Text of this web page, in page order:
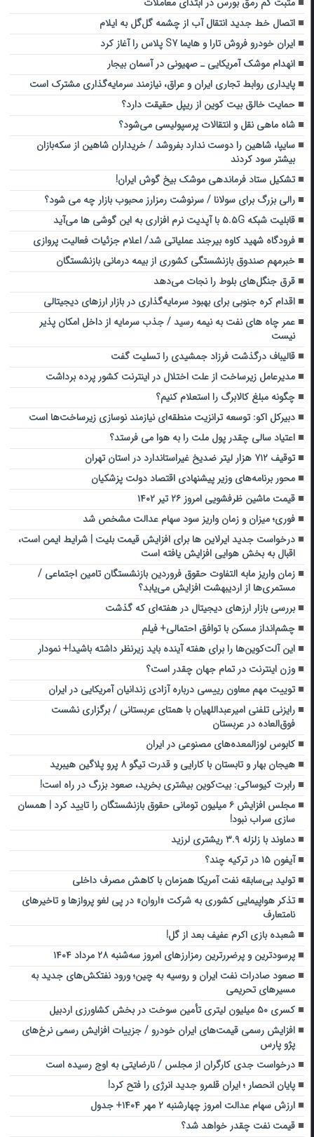
اتصال خط جدید انتقال آب از چشمه گل‌گل به ایلام
ایران خودرو فروش تارا و هایما S7 پلاس را آغاز کرد
انهدام موشک آمریکایی ـ صهیونی در آسمان بیجار
پایداری روابط تجاری ایران و عراق، نیازمند سرمایه‌گذاری‌ مشترک است
حمایت خالق بیت کوین از ریپل حقیقت دارد؟
شاه ماهی نقل و انتقالات پرسپولیسی می‌شود؟
سایپا، شاهین را دوست ندارد بفروشد / خریداران شاهین از سکه‌بازان
بیشتر سود کردند
تشکیل ستاد فرماندهی موشک بیخ گوش ایران!
رالی بزرگ برای سولانا / سرنوشت رمزارز محبوب بازار چه می شود؟
قابلیت شبکه ۵.۵G با آپدیت نرم افزاری به این گوشی ها می‌آید
فرودگاه شهید کاوه بیرجند عملیاتی شد/ اعلام جزئیات فعالیت پروازی
خبرمهم صندوق بازنشستگی کشوری از بیمه درمانی بازنشستگان
قرق جنگل‌های بلوط را نجات می‌دهد
اقدام کره جنوبی برای بهبود سرمایه‌گذاری در بازار ارزهای دیجیتالی
عمر چاه های نفت به نیمه رسید / جذب سرمایه از داخل امکان پذیر
نیست
قالیباف درگذشت فرزاد جمشیدی را تسلیت گفت
مدیرعامل زیرساخت از علت اختلال در اینترنت کشور پرده برداشت
چگونه مبلغ کالابرگ را استعلام کنیم؟
دبیرکل اکو: توسعه ترانزیت منطقه‌ای نیازمند نوسازی زیرساخت‌ها است
اعتیاد سالی چقدر پول ملت را به هوا می فرستد؟
توقیف ۷۱۲ هزار لیتر ضدیخ غیراستاندارد در استان تهران
محور برنامه‌های وزیر پیشنهادی اقتصاد دولت پزشکیان
قیمت ماشین ظرفشویی امروز ۲۶ تیر ۱۴۰۲
فوری؛ میزان و زمان واریز سود سهام عدالت مشخص شد
درخواست جدید ایرلاین ها برای افزایش قیمت بلیت | شرایط ایمن است،
اقبال به بخش هوایی افزایش یافته است
زمان واریز مابه التفاوت حقوق فروردین بازنشستگان تامین اجتماعی /
مستمری‌ها از اردیبهشت افزایش می‌یابد؟
بررسی بازار ارزهای دیجیتال در هفته‌ای که گذشت
چشم‌انداز مسکن با توافق احتمالی+ فیلم
این آلت‌کوین‌ها را برای هفته آینده باید زیرنظر داشته باشید!+ نمودار
وزن اینترنت در تمام جهان چقدر است؟
توییت مهم معاون رییسی درباره آزادی زندانیان آمریکایی در ایران
رایزنی تلفنی امیرعبداللهیان با همتای عربستانی / برگزاری نشست
فوق‌العاده در عربستان
کابوس لوزالمعده‌‌های مصنوعی در ایران
هیجان بهار و تابستان با کارایی و قدرت تیگو ۸ پرو پلاگین هیبرید
رابرت کیوساکی: بیت‌کوین بیشتری بخرید، صعود بزرگ در راه است!
مجلس افزایش ۶ میلیون تومانی حقوق بازنشستگان را تایید کرد | همسان
سازی سراب نبود!
دماوند با زلزله ۳.۹ ریشتری لرزید
آیفون ۱۵ در ترکیه چند؟
تولید بی‌سابقه نفت آمریکا همزمان با کاهش مصرف داخلی
تذکر هواپیمایی کشوری به شرکت «اروان» در پی لغو پروازها و تاخیرهای
نامتعارف
شعبده بازی اکرم عفیف بعد از گل!
پرسودترین و پرضررترین رمزارزهای امروز سه‌شنبه ۲۸ مرداد ۱۴۰۴
صعود صادرات نفت ایران و روسیه به چین؛ ورود نفتکش‌های جدید به
مسیرهای تحریمی
کسری ۵۰ میلیون لیتری تأمین سوخت در بخش کشاورزی اردبیل
افزایش رسمی قیمت‌های ایران خودرو / جزییات افزایش رسمی نرخ‌های
پژو پارس
درخواست جدی کارگران از مجلس / نارضایتی به اوج رسیده است
پایان انحصار ؛ ایران قلمرو جدید انرژی را فتح کرد!
ارزش سهام عدالت امروز چهارشنبه ۲ مهر ۱۴۰۴+ جدول
قیمت نفت چقدر خواهد شد؟